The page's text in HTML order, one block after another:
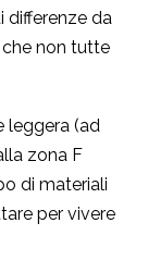
differenze da
che non tutte
leggera (ad
zona F
di materiali
per vivere